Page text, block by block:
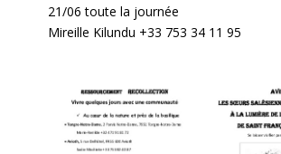
21/06 toute la journée
Mireille Kilundu +33 753 34 11 95